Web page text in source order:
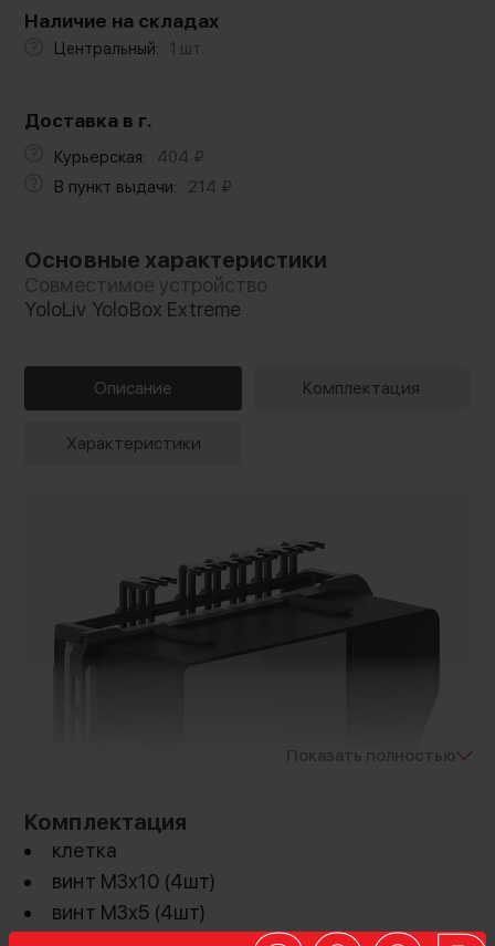
Наличие на складах
Центральный: 1 шт.
Доставка в г.
Курьерская: 404 ₽
В пункт выдачи:
214 ₽
Основные характеристики
Совместимое устройство
YoloLiv YoloBox Extreme
Описание Комплектация
Характеристики
Показать полностью
Комплектация
клетка
винт M3x10 (4шт)
винт M3x5 (4шт)